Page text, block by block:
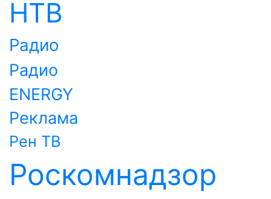
НТВ
Радио
Радио
ENERGY
Реклама
Рен ТВ
Роскомнадзор